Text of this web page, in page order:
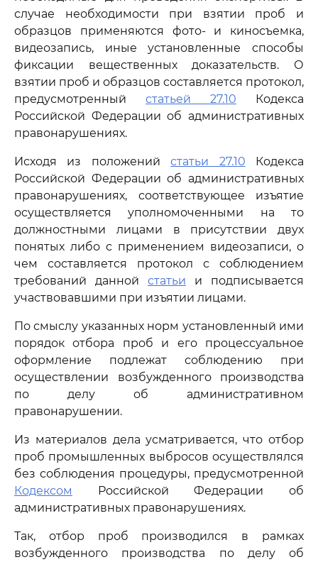
случае необходимости при взятии проб и
образцов применяются фото- и киносъемка,
видеозапись, иные установленные способы
фиксации вещественных доказательств. О
взятии проб и образцов составляется протокол,
предусмотренный статьей 27.10 Кодекса
Российской Федерации об административных
правонарушениях.
Исходя из положенийстатьи 27.10 Кодекса
Российской Федерации об административных
правонарушениях, соответствующее изъятие
осуществляется уполномоченными на то
должностными лицами в присутствии двух
понятых либо с применением видеозаписи, о
чем составляется протокол с соблюдением
требований данной статьи и подписывается
участвовавшими при изъятии лицами.
По смыслу указанных норм установленный ими
порядок отбора проб и его процессуальное
оформление подлежат соблюдению при
осуществлении возбужденного производства
по делу об административном
правонарушении.
Из материалов дела усматривается, что отбор
проб промышленных выбросов осуществлялся
без соблюдения процедуры, предусмотренной
Кодексом
Российской Федерации об
административных правонарушениях.
Так, отбор проб производился в рамках
возбужденного производства по делу об